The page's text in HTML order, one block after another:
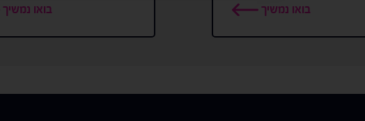
בואו נמשיך בואו נמשיך